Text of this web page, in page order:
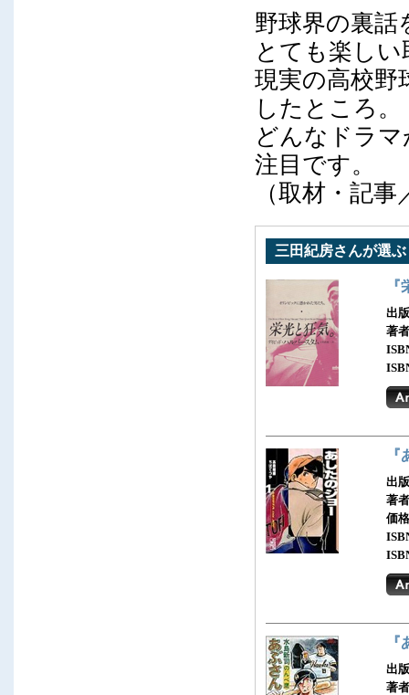
野球界の裏
とても楽し
現実の高校野
したところ。
どんなドラ
注目です。
（取材・記
三田紀房さんが選
出
著
出
著
価
出
著